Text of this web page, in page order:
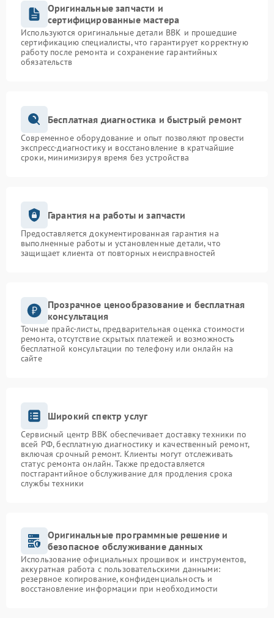
Оригинальные запчасти и
сертифицированные мастера
Используются оригинальные детали BBK и прошедшие
сертификацию специалисты, что гарантирует корректную
работу после ремонта и сохранение гарантийных
обязательств
Бесплатная диагностика и быстрый ремонт
Современное оборудование и опыт позволяют провести
экспресс-диагностику и восстановление в кратчайшие
сроки, минимизируя время без устройства
Гарантия на работы и запчасти
Предоставляется документированная гарантия на
выполненные работы и установленные детали, что
защищает клиента от повторных неисправностей
Прозрачное ценообразование и бесплатная
консультация
Точные прайс-листы, предварительная оценка стоимости
ремонта, отсутствие скрытых платежей и возможность
бесплатной консультации по телефону или онлайн на
сайте
Широкий спектр услуг
Сервисный центр BBK обеспечивает доставку техники по
всей РФ, бесплатную диагностику и качественный ремонт,
включая срочный ремонт. Клиенты могут отслеживать
статус ремонта онлайн. Также предоставляется
постгарантийное обслуживание для продления срока
службы техники
Оригинальные программные решение и
безопасное обслуживание данных
Использование официальных прошивок и инструментов,
аккуратная работа с пользовательскими данными:
резервное копирование, конфиденциальность и
восстановление информации при необходимости